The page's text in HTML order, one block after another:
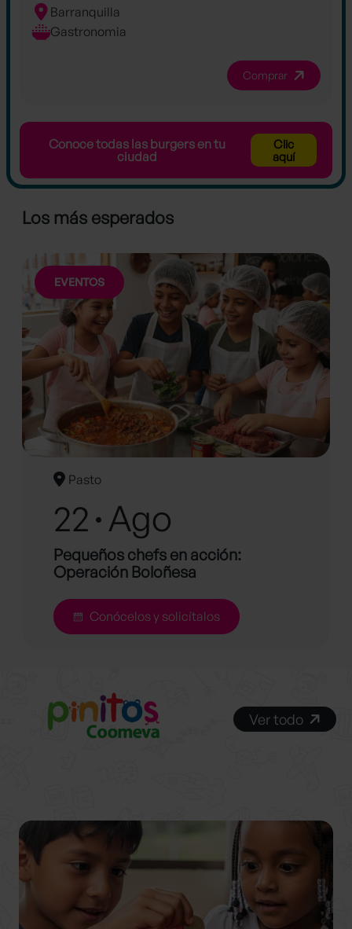
Barranquilla
Gastronomia
Comprar
Conoce todas las burgers en tu
ciudad
Clic
aquí
Los más esperados
Pasto
22 Ago
Pequeños chefs en acción:
Operación Boloñesa
Conócelos y solicítalos
EVENTOS
Ver todo